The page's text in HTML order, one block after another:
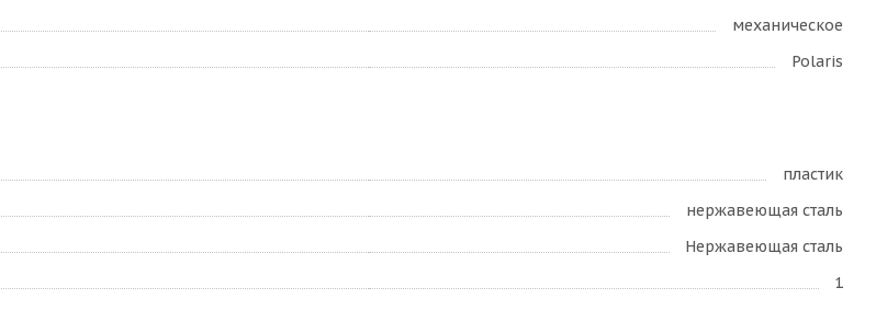
механическое
Polaris
пластик
нержавеющая сталь
Нержавеющая сталь
1